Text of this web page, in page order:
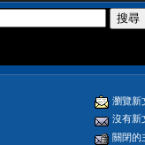
瀏覽新
沒有新
關閉的